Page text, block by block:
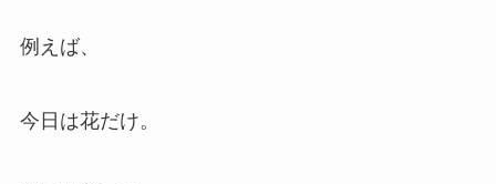
例えば、
今日は花だけ。